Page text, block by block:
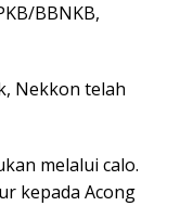
BBNKB,
Nekkon telah
melalui calo.
kepada Acong